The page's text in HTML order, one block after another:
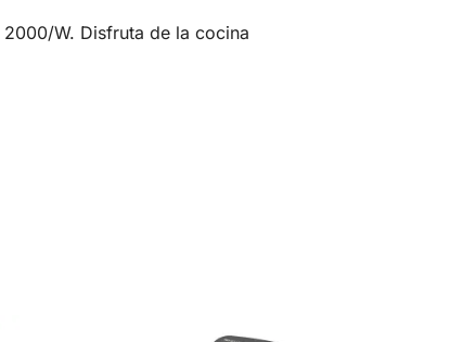
2000/W. Disfruta de la cocina